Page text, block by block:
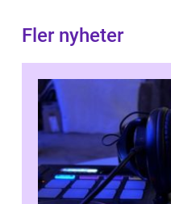
Fler nyheter